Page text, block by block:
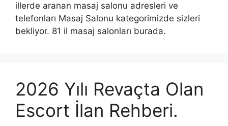
illerde aranan masaj salonu adresleri ve
telefonları Masaj Salonu kategorimizde sizleri
bekliyor. 81 il masaj salonları burada.
2026 Yılı Revaçta Olan
Escort İlan Rehberi.